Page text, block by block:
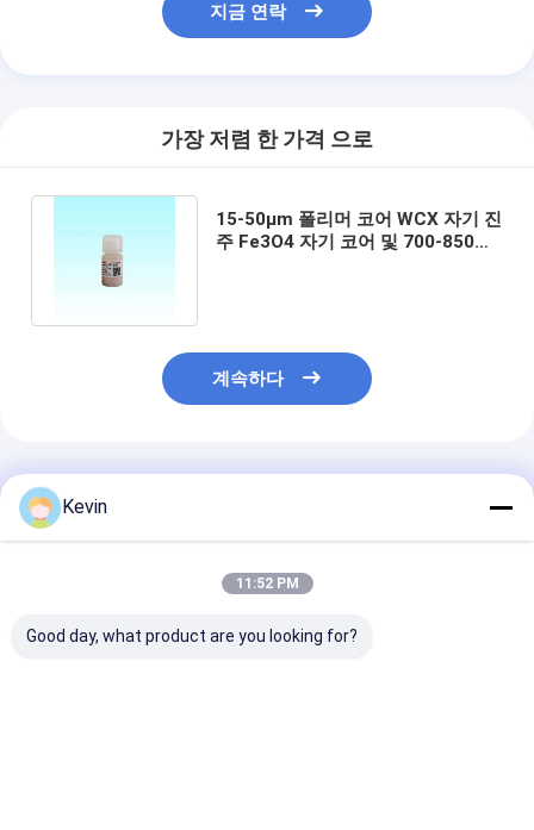
지금 연락
가장 저렴 한 가격 으로
15-50μm 폴리머 코어 WCX 자기 진
주 Fe3O4 자기 코어 및 700-850
계속하다
추천된 제품
Kevin
11:52 PM
Good day, what product are you looking for?